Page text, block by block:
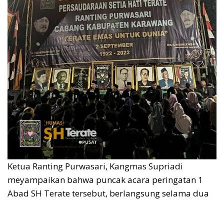
Ketua Ranting Purwasari, Kangmas Supriadi
meyampaikan bahwa puncak acara peringatan 1
Abad SH Terate tersebut, berlangsung selama dua